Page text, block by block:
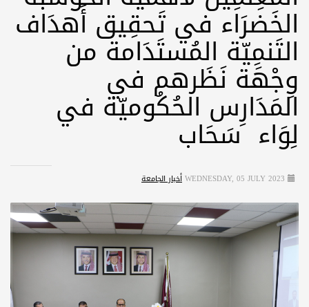
الخَضرَاء في تَحقِيق أَهدَاف
التَنمِيّة المُستَدَامة من
وِجْهَة نَظَرهم في
المَدَارِس الحُكُوميّة في
لِوَاء سَحَاب
WEDNESDAY, 05 JULY 2023أخبار الجامعة